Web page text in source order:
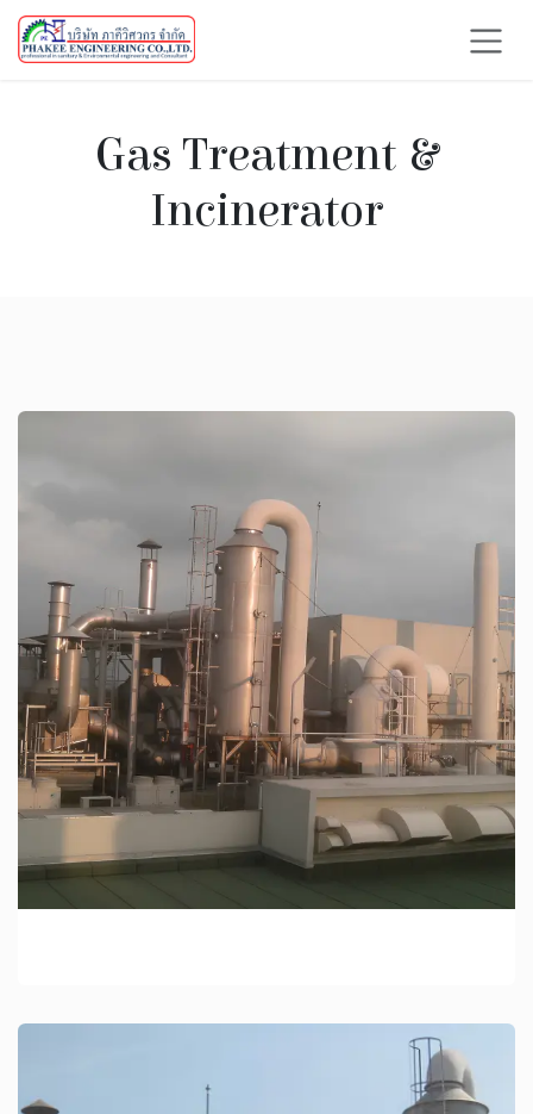
Skip to Content
Gas Treatment &
Incinerator